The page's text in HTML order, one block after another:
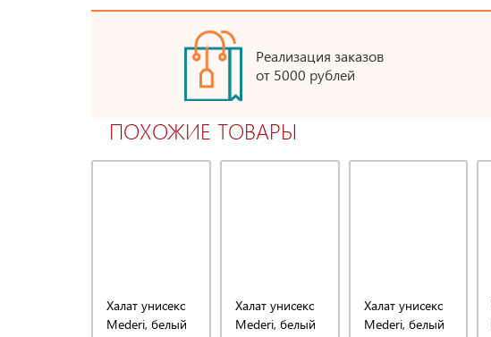
Реализация заказов
от 5000 рублей
ПОХОЖИЕ ТОВАРЫ
Халат унисекс
Mederi, белый
Халат унисекс
Mederi, белый
Халат унисекс
Mederi, белый